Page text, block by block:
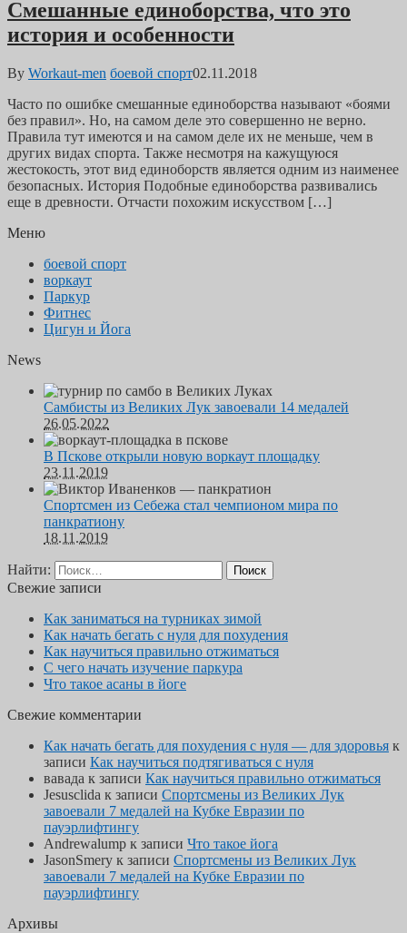
Смешанные единоборства, что это
история и особенности
By Workaut-men боевой спорт02.11.2018
Часто по ошибке смешанные единоборства называют «боями
без правил». Но, на самом деле это совершенно не верно.
Правила тут имеются и на самом деле их не меньше, чем в
других видах спорта. Также несмотря на кажущуюся
жестокость, этот вид единоборств является одним из наименее
безопасных. История Подобные единоборства развивались
еще в древности. Отчасти похожим искусством […]
Меню
боевой спорт
воркаут
Паркур
Фитнес
Цигун и Йога
News
Самбисты из Великих Лук завоевали 14 медалей
26.05.2022
В Пскове открыли новую воркаут площадку
23.11.2019
Спортсмен из Себежа стал чемпионом мира по
панкратиону
18.11.2019
Найти:
Свежие записи
Как заниматься на турниках зимой
Как начать бегать с нуля для похудения
Как научиться правильно отжиматься
С чего начать изучение паркура
Что такое асаны в йоге
Свежие комментарии
Как начать бегать для похудения с нуля — для здоровья к
записи Как научиться подтягиваться с нуля
вавада к записи Как научиться правильно отжиматься
Jesusclida к записи Спортсмены из Великих Лук
завоевали 7 медалей на Кубке Евразии по
пауэрлифтингу
Andrewalump к записи Что такое йога
JasonSmery к записи Спортсмены из Великих Лук
завоевали 7 медалей на Кубке Евразии по
пауэрлифтингу
Архивы